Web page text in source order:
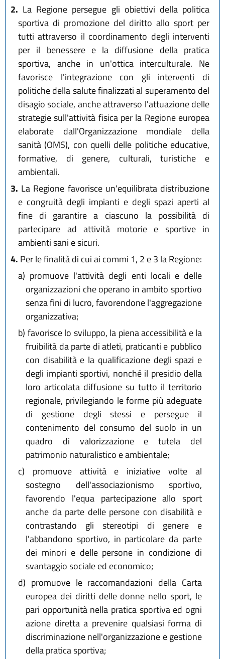
2. La Regione persegue gli obiettivi della politica
sportiva di promozione del diritto allo sport per
tutti attraverso il coordinamento degli interventi
per il benessere e la diffusione della pratica
sportiva, anche in un'ottica interculturale. Ne
favorisce l'integrazione con gli interventi di
politiche della salute finalizzati al superamento del
disagio sociale, anche attraverso l'attuazione delle
strategie sull'attività fisica per la Regione europea
elaborate dall'Organizzazione mondiale della
sanità (OMS), con quelli delle politiche educative,
formative, di genere, culturali, turistiche e
ambientali.
3. La Regione favorisce un'equilibrata distribuzione
e congruità degli impianti e degli spazi aperti al
fine di garantire a ciascuno la possibilità di
partecipare ad attività motorie e sportive in
ambienti sani e sicuri.
4. Per le finalità di cui ai commi 1, 2 e 3 la Regione:
a) promuove l'attività degli enti locali e delle
organizzazioni che operano in ambito sportivo
senza fini di lucro, favorendone l'aggregazione
organizzativa;
b) favorisce lo sviluppo, la piena accessibilità e la
fruibilità da parte di atleti, praticanti e pubblico
con disabilità e la qualificazione degli spazi e
degli impianti sportivi, nonché il presidio della
loro articolata diffusione su tutto il territorio
regionale, privilegiando le forme più adeguate
di gestione degli stessi e persegue il
contenimento del consumo del suolo in un
quadro di valorizzazione e tutela del
patrimonio naturalistico e ambientale;
c) promuove attività e iniziative volte al
sostegno dell'associazionismo sportivo,
favorendo l'equa partecipazione allo sport
anche da parte delle persone con disabilità e
contrastando gli stereotipi di genere e
l'abbandono sportivo, in particolare da parte
dei minori e delle persone in condizione di
svantaggio sociale ed economico;
d) promuove le raccomandazioni della Carta
europea dei diritti delle donne nello sport, le
pari opportunità nella pratica sportiva ed ogni
azione diretta a prevenire qualsiasi forma di
discriminazione nell'organizzazione e gestione
della pratica sportiva;